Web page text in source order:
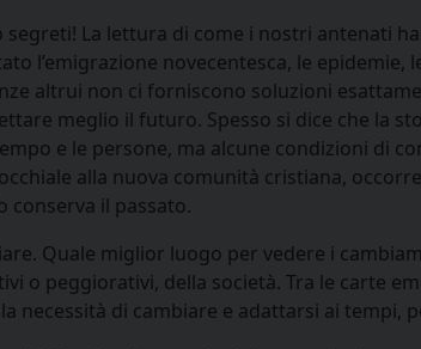
segreti! La lettura di come i nostri antenati
l’emigrazione novecentesca, le epidemie,
altrui non ci forniscono soluzioni
meglio il futuro. Spesso si dice che la
e le persone, ma alcune condizioni di
alla nuova comunità cristiana,
conserva il passato.
Quale miglior luogo per vedere i
o peggiorativi, della società. Tra le carte
necessità di cambiare e adattarsi ai tempi,